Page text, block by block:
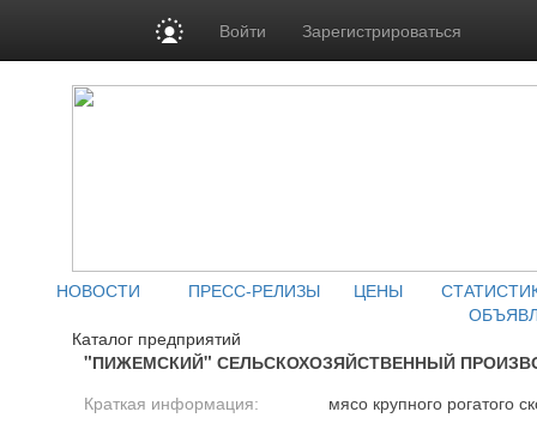
Войти Зарегистрироваться
НОВОСТИ ПРЕСС-РЕЛИЗЫ ЦЕНЫ
Каталог предприятий
"ПИЖЕМСКИЙ" СЕЛЬСКОХОЗЯЙСТВЕННЫЙ
Краткая информация: мясо крупного рогатого